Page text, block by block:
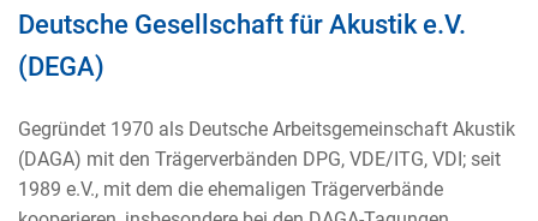
Deutsche Gesellschaft für Akustik e.V.
(DEGA)
Gegründet 1970 als Deutsche Arbeitsgemeinschaft Akustik
(DAGA) mit den Trägerverbänden DPG, VDE/ITG, VDI; seit
1989 e.V., mit dem die ehemaligen Trägerverbände